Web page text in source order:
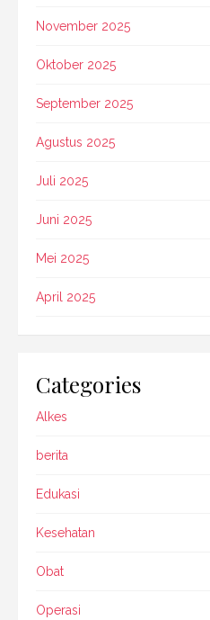
November 2025
Oktober 2025
September 2025
Agustus 2025
Juli 2025
Juni 2025
Mei 2025
April 2025
Categories
Alkes
berita
Edukasi
Kesehatan
Obat
Operasi